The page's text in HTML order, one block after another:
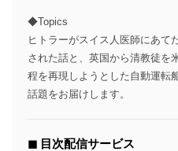
◆Topics
ヒトラーがスイス人医師にあて
された話と、英国から清教徒を
程を再現しようとした自動運転
話題をお届けします。
◼︎ 目次配信サービス